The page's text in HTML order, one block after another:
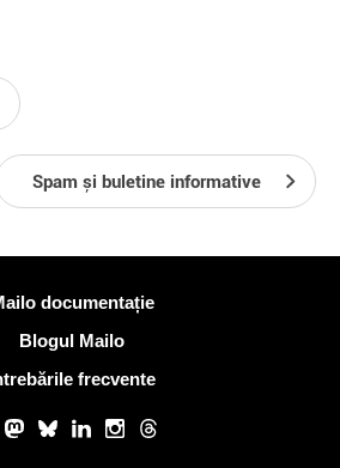
Spam și buletine informative
documentație
Blogul Mailo
frecvente
Mastodon
BlueskyLinkedInInstagram
Threads